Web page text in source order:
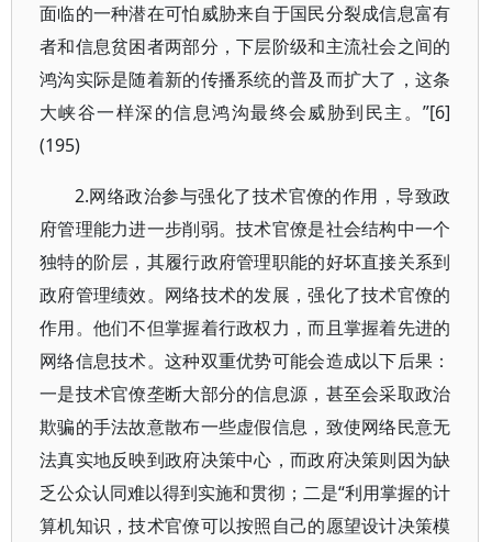
面临的一种潜在可怕威胁来自于国民分裂成信息富有
者和信息贫困者两部分，下层阶级和主流社会之间的
鸿沟实际是随着新的传播系统的普及而扩大了，这条
大峡谷一样深的信息鸿沟最终会威胁到民主。”[6]
(195)
2.网络政治参与强化了技术官僚的作用，导致政
府管理能力进一步削弱。技术官僚是社会结构中一个
独特的阶层，其履行政府管理职能的好坏直接关系到
政府管理绩效。网络技术的发展，强化了技术官僚的
作用。他们不但掌握着行政权力，而且掌握着先进的
网络信息技术。这种双重优势可能会造成以下后果：
一是技术官僚垄断大部分的信息源，甚至会采取政治
欺骗的手法故意散布一些虚假信息，致使网络民意无
法真实地反映到政府决策中心，而政府决策则因为缺
乏公众认同难以得到实施和贯彻；二是“利用掌握的计
算机知识，技术官僚可以按照自己的愿望设计决策模